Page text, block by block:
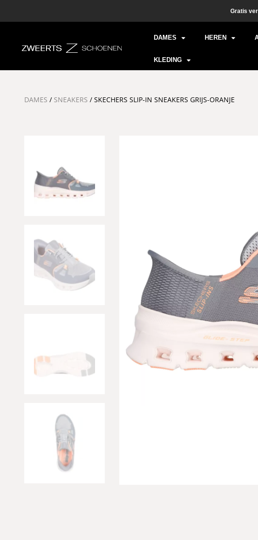
Gratis
DAMES HEREN
KLEDING
DAMES / SNEAKERS / SKECHERS SLIP-IN SNEAKERS GRIJS-ORANJE